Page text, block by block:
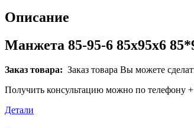
Описание
Манжета 85-95-6 85x95x6
Заказ товара: Заказ товара Вы можете
Получить консультацию можно по телефону
Детали